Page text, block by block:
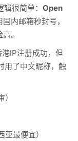
很简单： Open
内邮箱秒封号，
。
IP注册成功，但
用了中文昵称，触
最便宜）